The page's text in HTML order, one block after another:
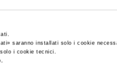
» saranno installati solo i cookie
i cookie tecnici.
formazione,lavoro